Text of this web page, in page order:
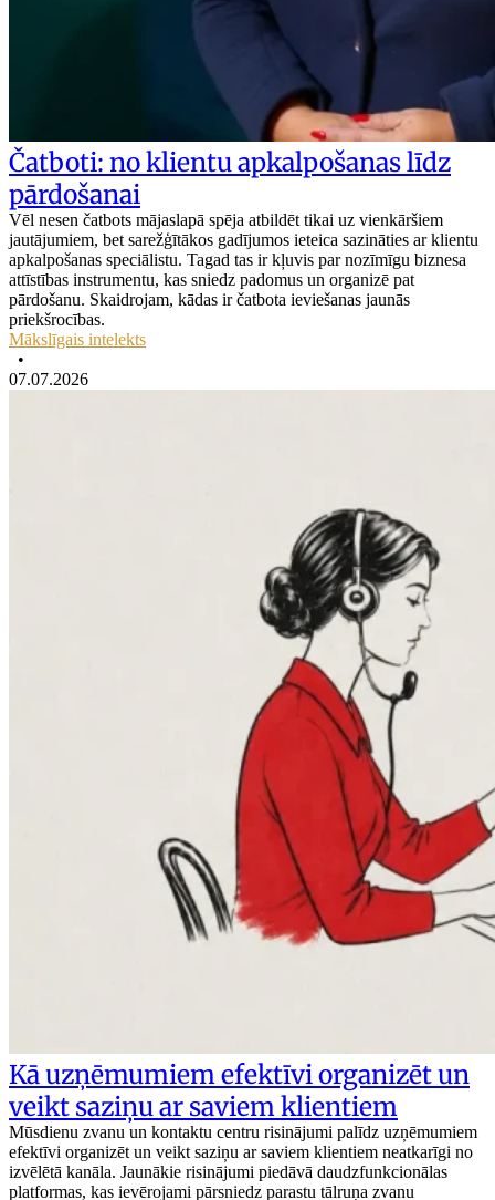
Čatboti: no klientu apkalpošanas līdz
pārdošanai
Vēl nesen čatbots mājaslapā spēja atbildēt tikai uz vienkāršiem
jautājumiem, bet sarežģītākos gadījumos ieteica sazināties ar klientu
apkalpošanas speciālistu. Tagad tas ir kļuvis par nozīmīgu biznesa
attīstības instrumentu, kas sniedz padomus un organizē pat
pārdošanu. Skaidrojam, kādas ir čatbota ieviešanas jaunās
priekšrocības.
Mākslīgais intelekts
•
07.07.2026
Kā uzņēmumiem efektīvi organizēt un
veikt saziņu ar saviem klientiem
Mūsdienu zvanu un kontaktu centru risinājumi palīdz uzņēmumiem
efektīvi organizēt un veikt saziņu ar saviem klientiem neatkarīgi no
izvēlētā kanāla. Jaunākie risinājumi piedāvā daudzfunkcionālas
platformas, kas ievērojami pārsniedz parastu tālruņa zvanu